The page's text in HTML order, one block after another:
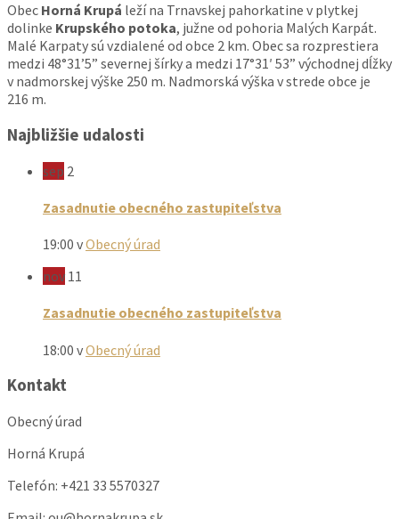
Obec Horná Krupá leží na Trnavskej pahorkatine v plytkej
dolinke Krupského potoka, južne od pohoria Malých Karpát.
Malé Karpaty sú vzdialené od obce 2 km. Obec sa rozprestiera
medzi 48°31’5” severnej šírky a medzi 17°31′ 53” východnej dĺžky
v nadmorskej výške 250 m. Nadmorská výška v strede obce je
216 m.
Najbližšie udalosti
sep 2
Zasadnutie obecného zastupiteľstva
19:00 vObecný úrad
nov 11
Zasadnutie obecného zastupiteľstva
18:00 vObecný úrad
Kontakt
Obecný úrad
Horná Krupá
Telefón: +421 33 5570327